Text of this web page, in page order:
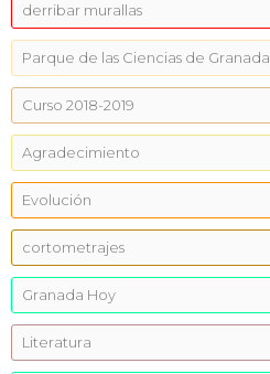
derribar murallas
Parque de las Ciencias de Granada
Curso 2018-2019
Agradecimiento
Evolución
cortometrajes
Granada Hoy
Literatura